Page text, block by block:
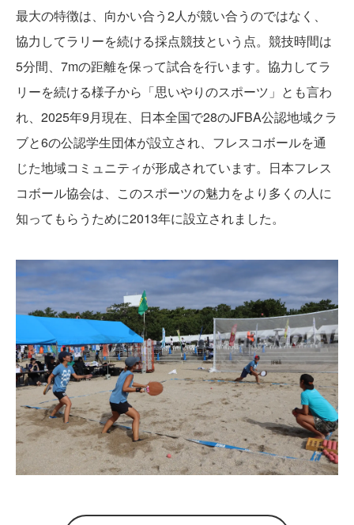
最大の特徴は、向かい合う2人が競い合うのではなく、
協力してラリーを続ける採点競技という点。競技時間は
5分間、7mの距離を保って試合を行います。協力してラ
リーを続ける様子から「思いやりのスポーツ」とも言わ
れ、2025年9月現在、日本全国で28のJFBA公認地域クラ
ブと6の公認学生団体が設立され、フレスコボールを通
じた地域コミュニティが形成されています。日本フレス
コボール協会は、このスポーツの魅力をより多くの人に
知ってもらうために2013年に設立されました。